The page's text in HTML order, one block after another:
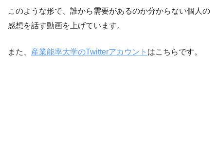
このような形で、誰から需要があるのか分からない個人の
感想を話す動画を上げています。
また、 産業能率大学のTwitterアカウント はこちらです。